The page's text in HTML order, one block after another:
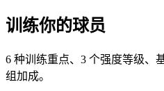
训练你的球员
6 种训练重点、3 个强度等级、
组加成。